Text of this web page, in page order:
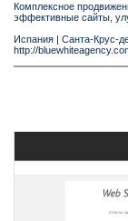
Комплексное
эффективные сайты,
Испания | Санта-Крус-
http://